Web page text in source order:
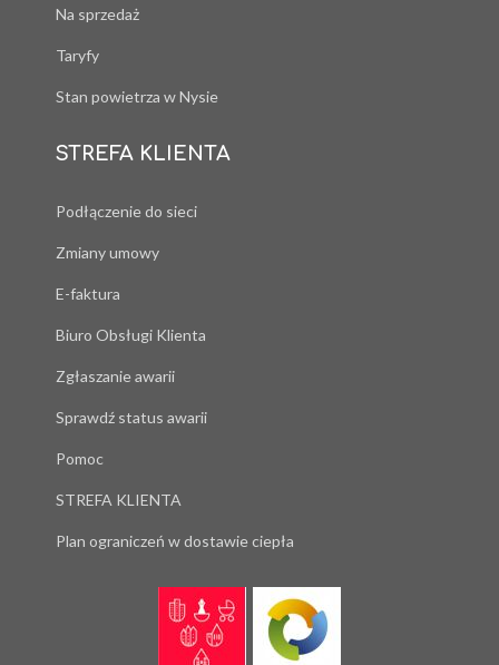
Na sprzedaż
Taryfy
Stan powietrza w Nysie
STREFA KLIENTA
Podłączenie do sieci
Zmiany umowy
E-faktura
Biuro Obsługi Klienta
Zgłaszanie awarii
Sprawdź status awarii
Pomoc
STREFA KLIENTA
Plan ograniczeń w dostawie ciepła